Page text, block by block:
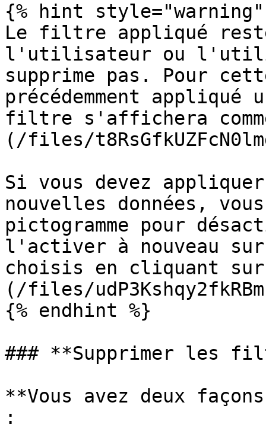
{% hint style="warning"
Le filtre appliqué
l'utilisateur ou
supprime pas. Pour
précédemment
filtre s'affichera
(/files/
Si vous devez
nouvelles données,
pictogramme pour
l'activer à nouveau
choisis en cliquant
(/files/
{% endhint %}
### **Supprimer les
**Vous avez deux
: